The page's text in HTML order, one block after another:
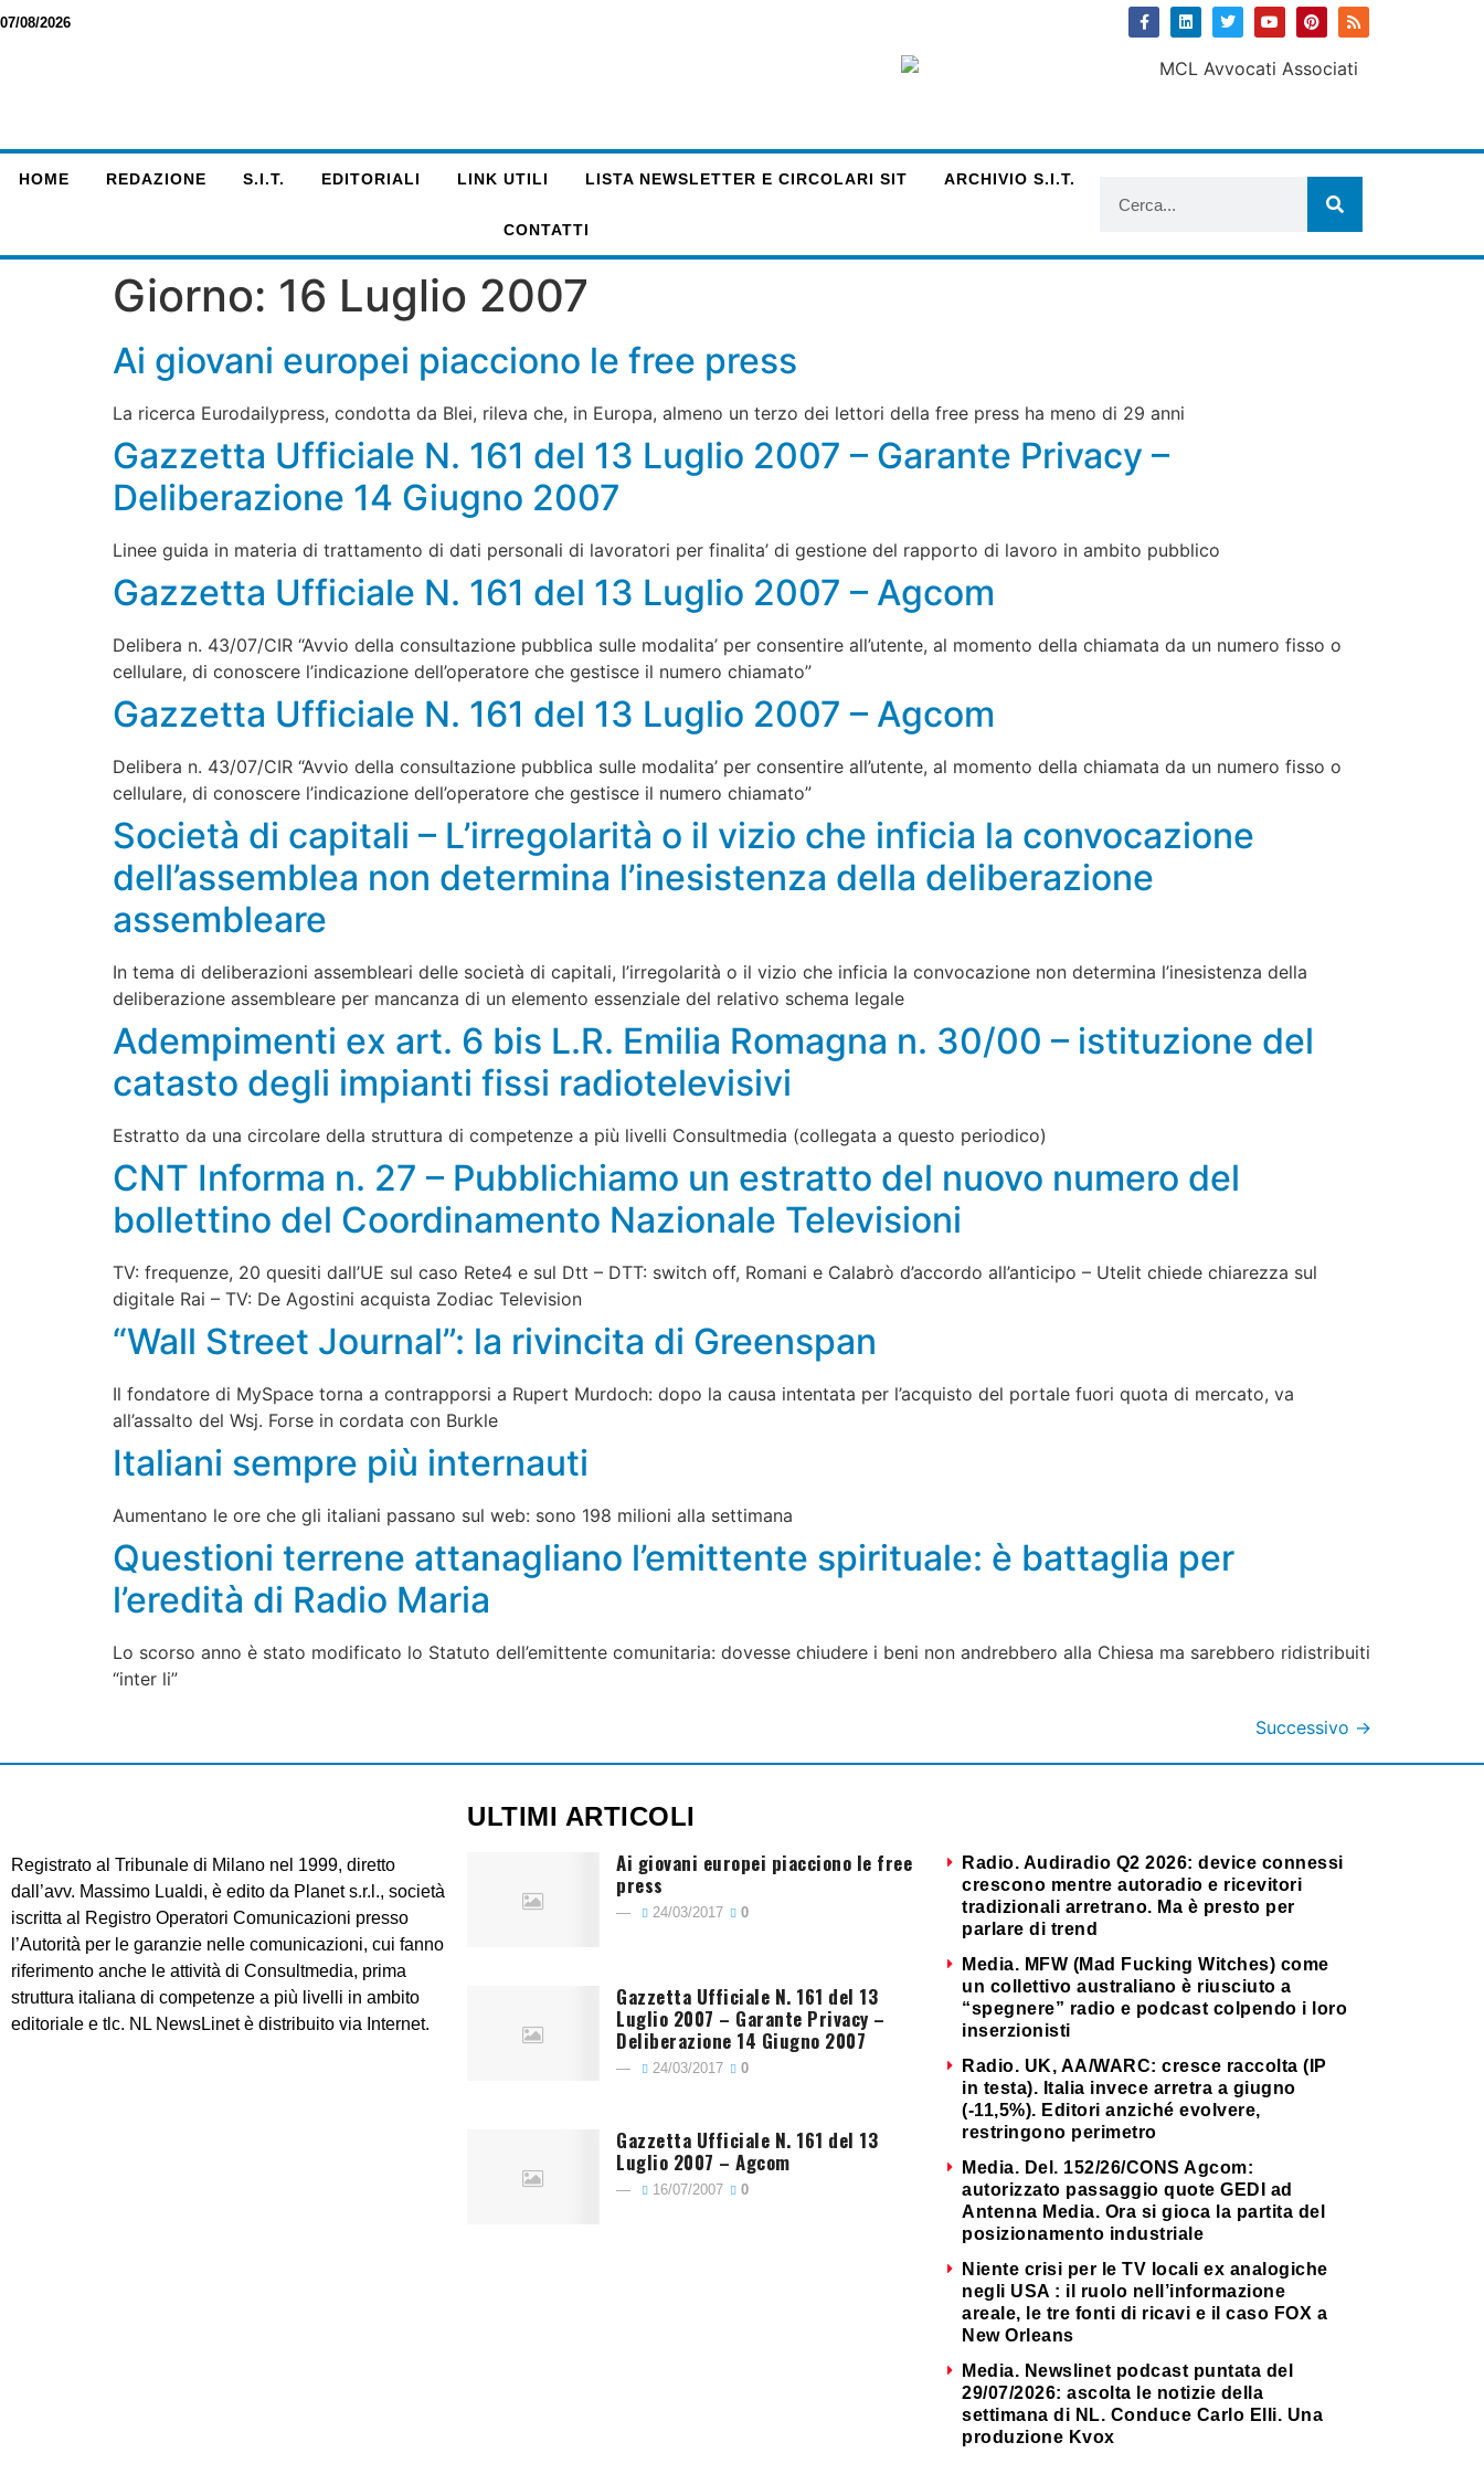
07/08/2026
HOME REDAZIONE S.I.T. EDITORIALI LINK UTILI LISTA NEWSLETTER E CIRCOLARI SIT ARCHIVIO S.I.T.
CONTATTI
Giorno: 16 Luglio 2007
Ai giovani europei piacciono le free press
La ricerca Eurodailypress, condotta da Blei, rileva che, in Europa, almeno un terzo dei lettori della free press ha meno di 29 anni
Gazzetta Ufficiale N. 161 del 13 Luglio 2007 – Garante Privacy –
Deliberazione 14 Giugno 2007
Linee guida in materia di trattamento di dati personali di lavoratori per finalita’ di gestione del rapporto di lavoro in ambito pubblico
Gazzetta Ufficiale N. 161 del 13 Luglio 2007 – Agcom
Delibera n. 43/07/CIR “Avvio della consultazione pubblica sulle modalita’ per consentire all’utente, al momento della chiamata da un numero fisso o
cellulare, di conoscere l’indicazione dell’operatore che gestisce il numero chiamato”
Gazzetta Ufficiale N. 161 del 13 Luglio 2007 – Agcom
Delibera n. 43/07/CIR “Avvio della consultazione pubblica sulle modalita’ per consentire all’utente, al momento della chiamata da un numero fisso o
cellulare, di conoscere l’indicazione dell’operatore che gestisce il numero chiamato”
Società di capitali – L’irregolarità o il vizio che inficia la convocazione
dell’assemblea non determina l’inesistenza della deliberazione
assembleare
In tema di deliberazioni assembleari delle società di capitali, l’irregolarità o il vizio che inficia la convocazione non determina l’inesistenza della
deliberazione assembleare per mancanza di un elemento essenziale del relativo schema legale
Adempimenti ex art. 6 bis L.R. Emilia Romagna n. 30/00 – istituzione del
catasto degli impianti fissi radiotelevisivi
Estratto da una circolare della struttura di competenze a più livelli Consultmedia (collegata a questo periodico)
CNT Informa n. 27 – Pubblichiamo un estratto del nuovo numero del
bollettino del Coordinamento Nazionale Televisioni
TV: frequenze, 20 quesiti dall’UE sul caso Rete4 e sul Dtt – DTT: switch off, Romani e Calabrò d’accordo all’anticipo – Utelit chiede chiarezza sul
digitale Rai – TV: De Agostini acquista Zodiac Television
“Wall Street Journal”: la rivincita di Greenspan
Il fondatore di MySpace torna a contrapporsi a Rupert Murdoch: dopo la causa intentata per l’acquisto del portale fuori quota di mercato, va
all’assalto del Wsj. Forse in cordata con Burkle
Italiani sempre più internauti
Aumentano le ore che gli italiani passano sul web: sono 198 milioni alla settimana
Questioni terrene attanagliano l’emittente spirituale: è battaglia per
l’eredità di Radio Maria
Lo scorso anno è stato modificato lo Statuto dell’emittente comunitaria: dovesse chiudere i beni non andrebbero alla Chiesa ma sarebbero ridistribuiti
“inter li”
Successivo →
Registrato al Tribunale di Milano nel 1999, diretto
dall’avv. Massimo Lualdi, è edito da Planet s.r.l., società
iscritta al Registro Operatori Comunicazioni presso
l’Autorità per le garanzie nelle comunicazioni, cui fanno
riferimento anche le attività di Consultmedia, prima
struttura italiana di competenze a più livelli in ambito
editoriale e tlc. NL NewsLinet è distribuito via Internet.
ULTIMI ARTICOLI
Ai giovani europei piacciono le free
press
24/03/2017 0
Gazzetta Ufficiale N. 161 del 13
Luglio 2007 – Garante Privacy –
Deliberazione 14 Giugno 2007
24/03/2017 0
Gazzetta Ufficiale N. 161 del 13
Luglio 2007 – Agcom
16/07/2007 0
Radio. Audiradio Q2 2026: device connessi
crescono mentre autoradio e ricevitori
tradizionali arretrano. Ma è presto per
parlare di trend
Media. MFW (Mad Fucking Witches) come
un collettivo australiano è riusciuto a
“spegnere” radio e podcast colpendo i loro
inserzionisti
Radio. UK, AA/WARC: cresce raccolta (IP
in testa). Italia invece arretra a giugno
(-11,5%). Editori anziché evolvere,
restringono perimetro
Media. Del. 152/26/CONS Agcom:
autorizzato passaggio quote GEDI ad
Antenna Media. Ora si gioca la partita del
posizionamento industriale
Niente crisi per le TV locali ex analogiche
negli USA : il ruolo nell’informazione
areale, le tre fonti di ricavi e il caso FOX a
New Orleans
Media. Newslinet podcast puntata del
29/07/2026: ascolta le notizie della
settimana di NL. Conduce Carlo Elli. Una
produzione Kvox